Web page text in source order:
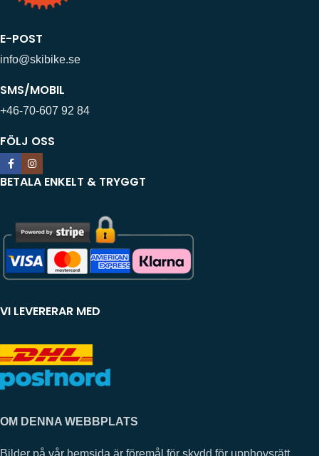
E-POST
info@skibike.se
SMS/MOBIL
+46-70-607 92 84
FÖLJ OSS
BETALA ENKELT & TRYGGT
VI LEVERERAR MED
OM DENNA WEBBPLATS